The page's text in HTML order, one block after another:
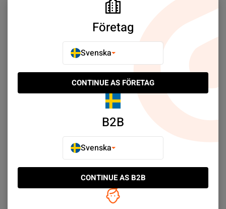
Ofta Köpt Tillsammans
Företag
Svenska
CONTINUE AS FÖRETAG
B2B
Svenska
CONTINUE AS B2B